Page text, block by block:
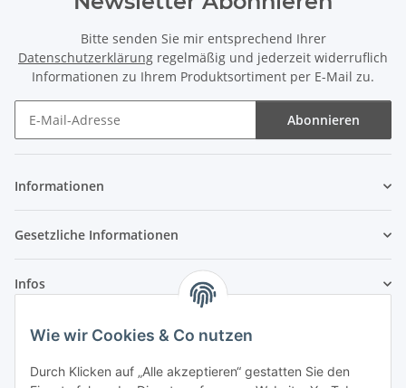
Wie wir Cookies & Co nutzen
Durch Klicken auf „Alle akzeptieren“ gestatten Sie den
Bitte senden Sie mir entsprechend Ihrer
Datenschutzerklärung regelmäßig und jederzeit widerruflich
Informationen zu Ihrem Produktsortiment per E-Mail zu.
Abonnieren
Informationen
Gesetzliche Informationen
Infos
Laden - Öffnungszeiten: